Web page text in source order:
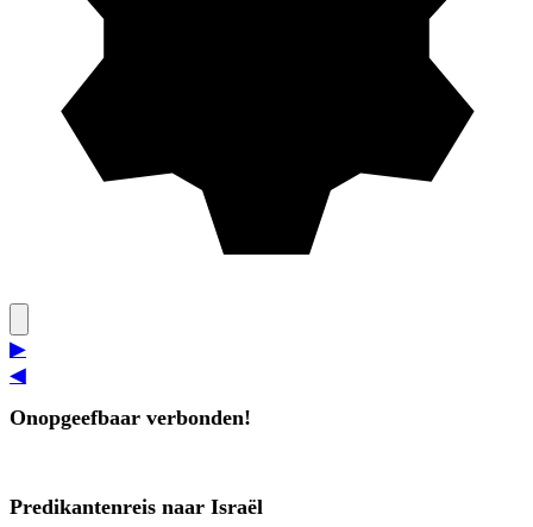
▶
◀
Onopgeefbaar verbonden!
Predikantenreis naar Israël